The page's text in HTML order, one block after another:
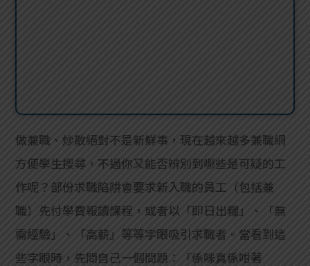
做兼職、炒散絕對不是新鮮事，現在越來越多兼職網
方便學生搜尋，不過你又能否辨別到哪些是可疑的工
作呢？部份求職陷阱會要求新入職的員工（包括兼
職）先付學費報讀課程，或者以「即日出糧」、「無
需經驗」、「高薪」等等字眼吸引求職者。當看到這
些字眼時，先問自己一個問題：「係咪真係咁著